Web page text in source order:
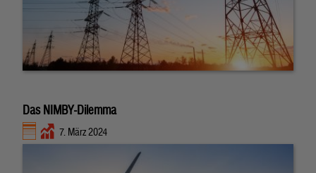
Das NIMBY-Dilemma
7. März 2024